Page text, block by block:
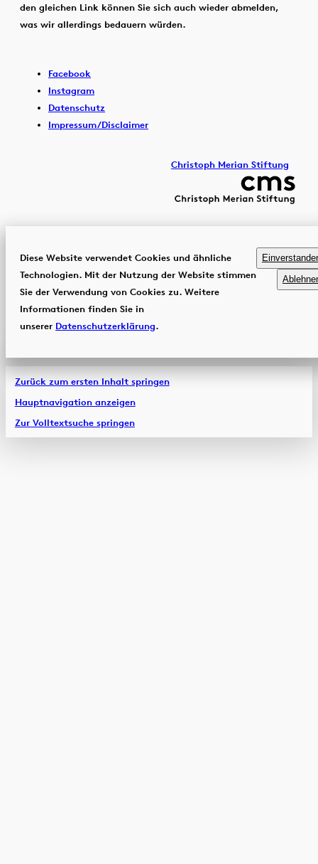
den gleichen Link können Sie sich auch wieder abmelden,
was wir allerdings bedauern würden.
Facebook
Instagram
Datenschutz
Impressum/Disclaimer
Christoph Merian Stiftung
Diese Website verwendet Cookies und ähnliche
Technologien. Mit der Nutzung der Website stimmen
Sie der Verwendung von Cookies zu. Weitere
Informationen finden Sie in
unserer Datenschutzerklärung.
Zurück zum ersten Inhalt springen
Hauptnavigation anzeigen
Zur Volltextsuche springen